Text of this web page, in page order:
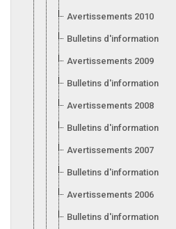
Avertissements 2010
Bulletins d'information 2010
Avertissements 2009
Bulletins d'information 2009
Avertissements 2008
Bulletins d'information 2008
Avertissements 2007
Bulletins d'information 2007
Avertissements 2006
Bulletins d'information 2006